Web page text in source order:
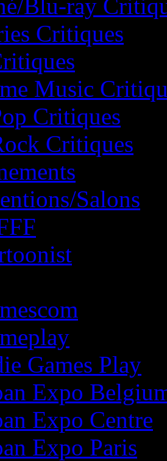
Blu-ray
Critiques
Music
Critiques
Critiques
Salons
Games Play
Expo
Expo Centre
Expo Paris